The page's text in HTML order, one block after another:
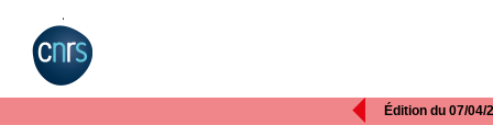
 Édition du 07/04/